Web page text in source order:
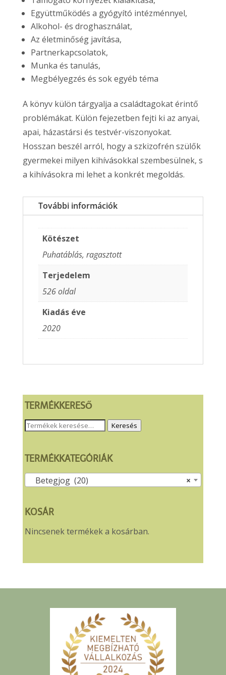
Együttműködés a gyógyító intézménnyel,
Alkohol- és droghasználat,
Az életminőség javítása,
Partnerkapcsolatok,
Munka és tanulás,
Megbélyegzés és sok egyéb téma
A könyv külön tárgyalja a családtagokat érintő
problémákat. Külön fejezetben fejti ki az anyai,
apai, házastársi és testvér-viszonyokat.
Hosszan beszél arról, hogy a szkizofrén szülők
gyermekei milyen kihívásokkal szembesülnek, s
a kihívásokra mi lehet a konkrét megoldás.
További információk
Kötészet
Puhatáblás, ragasztott
Terjedelem
526 oldal
Kiadás éve
2020
TERMÉKKERESŐ
Keresés
következőre:
Keresés
TERMÉKKATEGÓRIÁK
×
Betegjog (20)
KOSÁR
Nincsenek termékek a kosárban.